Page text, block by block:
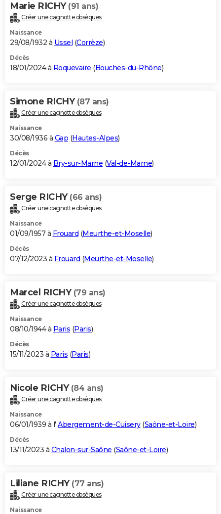
Marie RICHY (91 ans)
Créer une cagnotte obsèques
Naissance
29/08/1932 à Ussel (Corrèze)
Décès
18/01/2024 à Roquevaire (Bouches-du-Rhône)
Simone RICHY (87 ans)
Créer une cagnotte obsèques
Naissance
30/08/1936 à Gap (Hautes-Alpes)
Décès
12/01/2024 à Bry-sur-Marne (Val-de-Marne)
Serge RICHY (66 ans)
Créer une cagnotte obsèques
Naissance
01/09/1957 à Frouard (Meurthe-et-Moselle)
Décès
07/12/2023 à Frouard (Meurthe-et-Moselle)
Marcel RICHY (79 ans)
Créer une cagnotte obsèques
Naissance
08/10/1944 à Paris (Paris)
Décès
15/11/2023 à Paris (Paris)
Nicole RICHY (84 ans)
Créer une cagnotte obsèques
Naissance
06/01/1939 à l' Abergement-de-Cuisery(Saône-et-Loire)
Décès
13/11/2023 à Chalon-sur-Saône (Saône-et-Loire)
Liliane RICHY (77 ans)
Créer une cagnotte obsèques
Naissance